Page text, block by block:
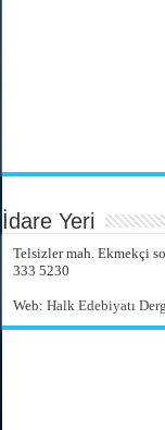
İdare Yeri
Telsizler mah. Ekmekçi
333 5230
Web:Halk Edebiyatı